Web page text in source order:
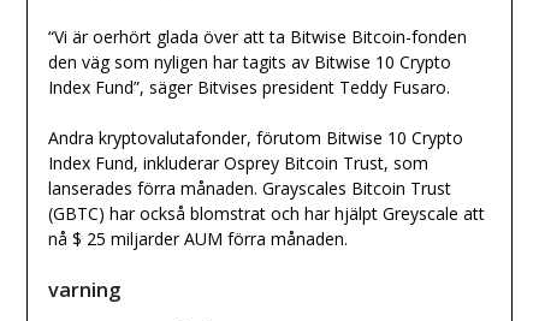
“Vi är oerhört glada över att ta Bitwise Bitcoin-fonden
den väg som nyligen har tagits av Bitwise 10 Crypto
Index Fund”, säger Bitvises president Teddy Fusaro.
Andra kryptovalutafonder, förutom Bitwise 10 Crypto
Index Fund, inkluderar Osprey Bitcoin Trust, som
lanserades förra månaden. Grayscales Bitcoin Trust
(GBTC) har också blomstrat och har hjälpt Greyscale att
nå $ 25 miljarder AUM förra månaden.
varning